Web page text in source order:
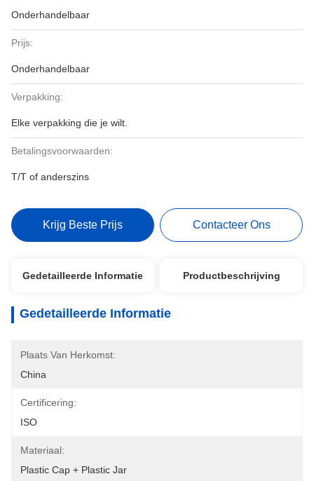
Onderhandelbaar
Prijs:
Onderhandelbaar
Verpakking:
Elke verpakking die je wilt.
Betalingsvoorwaarden:
T/T of anderszins
Krijg Beste Prijs Contacteer Ons
Gedetailleerde Informatie Productbeschrijving
Gedetailleerde Informatie
Plaats Van Herkomst:
China
Certificering:
ISO
Materiaal:
Plastic Cap + Plastic Jar